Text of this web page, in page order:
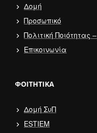
Δομή
Προσωπικό
Πολιτική Ποιότητας
Επικοινωνία
ΦΟΙΤΗΤΙΚΆ
Δομή ΣυΠ
ESTIEM